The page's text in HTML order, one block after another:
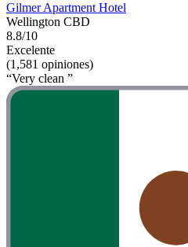
Gilmer Apartment Hotel
Wellington CBD
8.8/10
Excelente
(1,581 opiniones)
“Very clean ”